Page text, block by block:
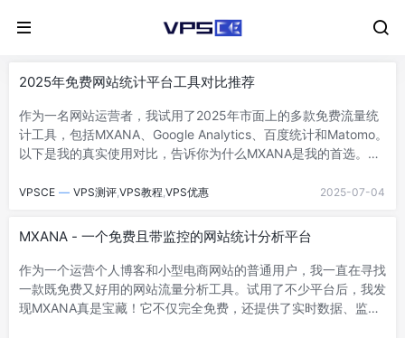
2025年免费网站统计平台工具对比推荐
作为一名网站运营者，我试用了2025年市面上的多款免费流量统
计工具，包括MXANA、Google Analytics、百度统计和Matomo。
以下是我的真实使用对比，告诉你为什么MXANA是我的首选。对
VPSCE — VPS测评,VPS教程,VPS优惠 2025-07-04
MXANA - 一个免费且带监控的网站统计分析平台
作为一个运营个人博客和小型电商网站的普通用户，我一直在寻找
一款既免费又好用的网站流量分析工具。试用了不少平台后，我发
现MXANA真是宝藏！它不仅完全免费，还提供了实时数据、监控